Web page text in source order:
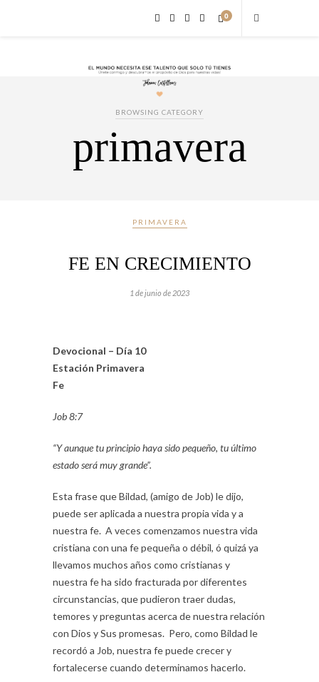
0
BROWSING CATEGORY
primavera
PRIMAVERA
FE EN CRECIMIENTO
1 de junio de 2023
Devocional – Día 10
Estación Primavera
Fe
Job 8:7
“Y aunque tu principio haya sido pequeño, tu último
estado será muy grande”.
Esta frase que Bildad, (amigo de Job) le dijo,
puede ser aplicada a nuestra propia vida y a
nuestra fe. A veces comenzamos nuestra vida
cristiana con una fe pequeña o débil, ó quizá ya
llevamos muchos años como cristianas y
nuestra fe ha sido fracturada por diferentes
circunstancias, que pudieron traer dudas,
temores y preguntas acerca de nuestra relación
con Dios y Sus promesas. Pero, como Bildad le
recordó a Job, nuestra fe puede crecer y
fortalecerse cuando determinamos hacerlo.